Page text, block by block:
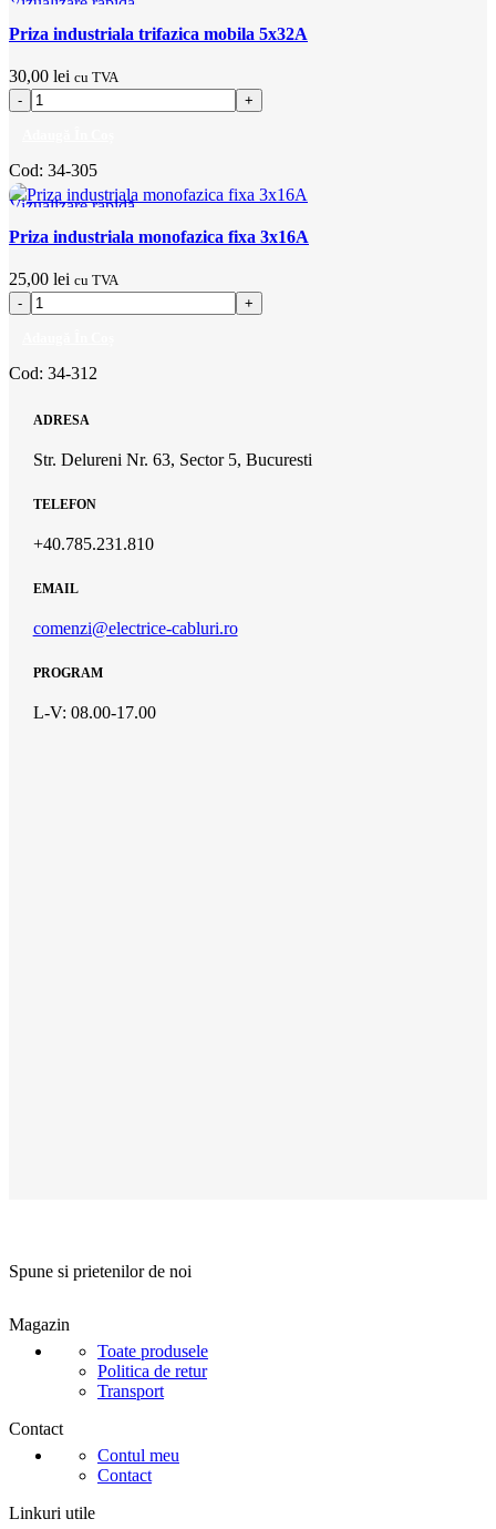
Adaugă la favorite
Priza industriala trifazica mobila 5x32A
30,00 lei cu TVA
Cod: 34-305
Vizualizare rapidă
Adaugă la favorite
Priza industriala monofazica fixa 3x16A
25,00 lei cu TVA
Cod: 34-312
ADRESA
Str. Delureni Nr. 63, Sector 5, Bucuresti
TELEFON
+40.785.231.810
EMAIL
comenzi@electrice-cabluri.ro
PROGRAM
L-V: 08.00-17.00
Spune si prietenilor de noi
Magazin
Toate produsele
Politica de retur
Transport
Contact
Contul meu
Contact
Linkuri utile